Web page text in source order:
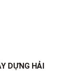
DỰNG HẢI